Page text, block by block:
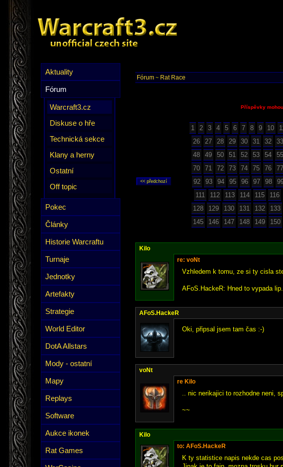
Aktuality
Fórum
Warcraft3.cz
Diskuse o hře
Technická sekce
Klany a herny
Ostatní
Off topic
Pokec
Články
Historie Warcraftu
Turnaje
Jednotky
Artefakty
Strategie
World Editor
DotA Allstars
Mody - ostatní
Mapy
Replays
Software
Aukce ikonek
Rat Games
Fórum ~ Rat Race
Příspěvky
1 2 3 4 5 6 7 8 9 10
26
27 28 29 30 31 32 33
48
49 50 51 52 53 54 55
70
71 72 73 74 75 76 77
92
93 94 95 96 97 98
111
112 113 114 115 116
128
129 130 131 132 133
145
146 147 148 149 150
Kilo
re: voNt
Vzhledem k tomu, ze si ty cisla
AFoS.HackeR: Hned to vypada
AFoS.HackeR
Oki, připsal jsem tam čas :-)
voNt
re Kilo
.. nic nerikajici to rozhodne neni,
~~
Kilo
to: AFoS.HackeR
K ty statistice napis nekde cas